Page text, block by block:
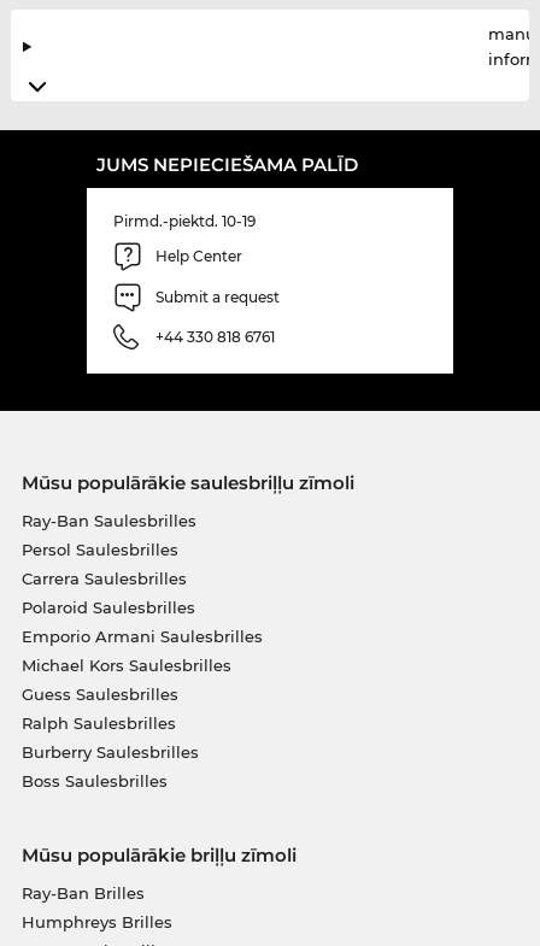
JUMS NEPIECIEŠAMA PALĪD
Pirmd.-piektd. 10-19
Help Center
Submit a request
+44 330 818 6761
Mūsu populārākie saulesbriļļu zīmoli
Ray-Ban Saulesbrilles
Persol Saulesbrilles
Carrera Saulesbrilles
Polaroid Saulesbrilles
Emporio Armani Saulesbrilles
Michael Kors Saulesbrilles
Guess Saulesbrilles
Ralph Saulesbrilles
Burberry Saulesbrilles
Boss Saulesbrilles
Mūsu populārākie briļļu zīmoli
Ray-Ban Brilles
Humphreys Brilles